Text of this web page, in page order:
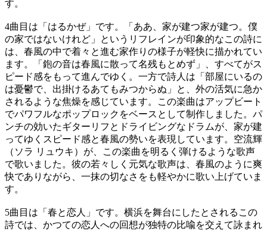
す。
4曲目は「はるかぜ」です。「ああ、家が建つ家が建つ。僕
の家ではないけれど」というリフレインが印象的なこの詩に
は、春風の中で着々と進む家作りの様子が軽快に描かれてい
ます。「鉋の音は春風に散って名残もとめず」、すべてがス
ピード感をもって進んでゆく。一方で詩人は「部屋にいるの
は憂鬱で、出掛けるあてもみつからぬ」と、外の活気に急か
されるような焦燥を感じています。この楽曲はアップビート
でパワフルなポップロックをベースとして制作しました。パ
ンチの効いたギターリフとドライビングなドラムが、家が建
ってゆくスピード感と春風の勢いを表現しています。空流輝
（ソラ リュウキ）が、この楽曲を明るく弾けるような歌声
で歌いました。彼の若々しく元気な歌声は、春風のように爽
快でありながら、一抹の切なさをも軽やかに歌い上げていま
す。
5曲目は「春と恋人」です。横浜を舞台にしたとされるこの
詩では、かつての恋人への回想が独特の比喩を交えて詠まれ